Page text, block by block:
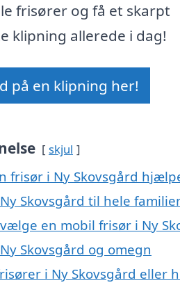
frisører og få et skarpt
klipning allerede i dag!
på en klipning her!
skjul
frisør i Ny Skovsgård
Skovsgård til hele
en mobil frisør i Ny
Skovsgård og omegn
i Ny Skovsgård eller